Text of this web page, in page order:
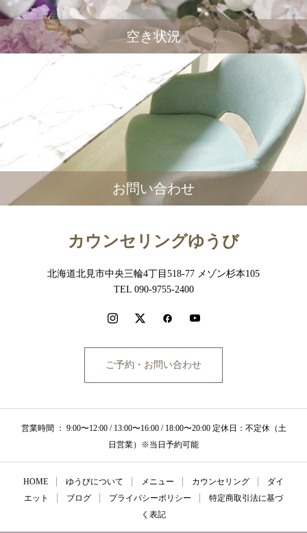
空き状況
お問い合わせ
カウンセリングゆうび
北海道北見市中央三輪4丁目518-77 メゾン杉本105
TEL 090-9755-2400
ご予約・お問い合わせ
営業時間 ： 9:00〜12:00 / 13:00〜16:00 / 18:00〜20:00 定休日：不定休（土
日営業）※当日予約可能
HOME ゆうびについて メニュー カウンセリング
ダイ
エット
ブログ プライバシーポリシー
特定商取引法に基づ
く表記